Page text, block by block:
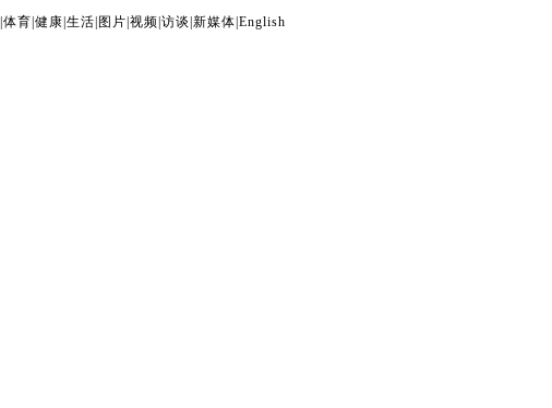
体育 健康 生活 图片 视频 访谈 新媒体 English